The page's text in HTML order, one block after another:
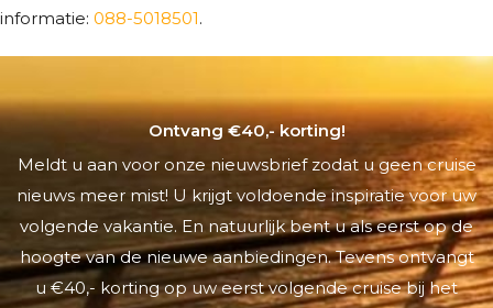
informatie: 088-5018501.
Ontvang €40,- korting!
Meldt u aan voor onze nieuwsbrief zodat u geen cruise
nieuws meer mist! U krijgt voldoende inspiratie voor uw
volgende vakantie. En natuurlijk bent u als eerst op de
hoogte van de nieuwe aanbiedingen. Tevens ontvangt
u €40,- korting op uw eerst volgende cruise bij het